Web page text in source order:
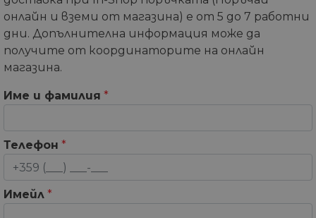
онлайн и вземи от магазина) е от 5 до 7 работни
дни. Допълнителна информация може да
получите от координаторите на онлайн
магазина.
Име и фамилия *
Телефон *
Имейл *